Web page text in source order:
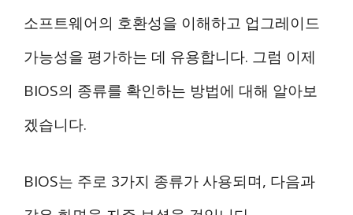
소프트웨어의 호환성을 이해하고 업그레이드
가능성을 평가하는 데 유용합니다. 그럼 이제
BIOS의 종류를 확인하는 방법에 대해 알아보
겠습니다.
BIOS는 주로 3가지 종류가 사용되며, 다음과